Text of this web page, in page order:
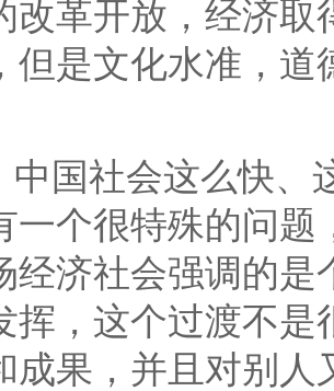
改革开放，经济
但是文化水准，
中国社会这么快、
一个很特殊的问
经济社会强调的
挥，这个过渡不
成果，并且对别